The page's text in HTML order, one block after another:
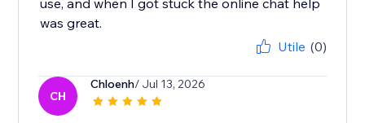
use, and when I got stuck the online chat help
was great.
Utile (0)
CH
Chloenh/ Jul 13, 2026